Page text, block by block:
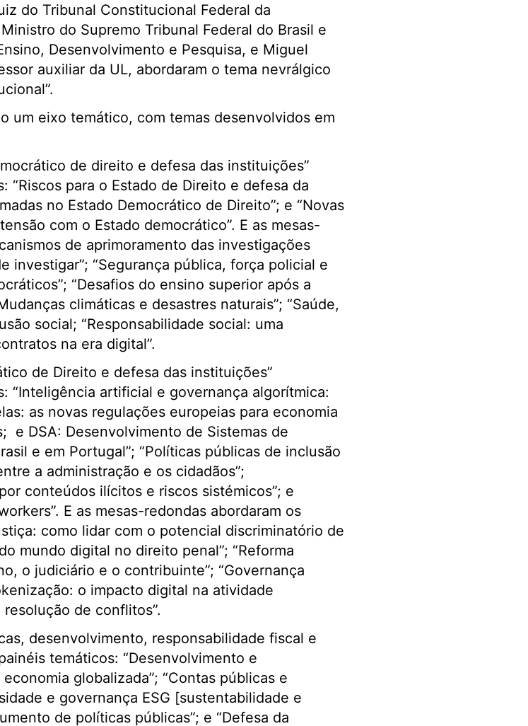
do Tribunal Constitucional Federal da
do Supremo Tribunal Federal do Brasil e
Desenvolvimento e Pesquisa, e Miguel
auxiliar da UL, abordaram o tema nevrálgico
um eixo temático, com temas desenvolvidos em
de direito e defesa das instituições”
“Riscos para o Estado de Direito e defesa da
no Estado Democrático de Direito”; e “Novas
com o Estado democrático”. E as mesas-
de aprimoramento das investigações
investigar”; “Segurança pública, força policial e
“Desafios do ensino superior após a
climáticas e desastres naturais”; “Saúde,
social; “Responsabilidade social: uma
na era digital”.
de Direito e defesa das instituições”
“Inteligência artificial e governança algorítmica:
as novas regulações europeias para economia
e DSA: Desenvolvimento de Sistemas de
e em Portugal”; “Políticas públicas de inclusão
a administração e os cidadãos”;
conteúdos ilícitos e riscos sistémicos”; e
E as mesas-redondas abordaram os
como lidar com o potencial discriminatório de
mundo digital no direito penal”; “Reforma
o judiciário e o contribuinte”; “Governança
o impacto digital na atividade
de conflitos”.
desenvolvimento, responsabilidade fiscal e
temáticos: “Desenvolvimento e
globalizada”; “Contas públicas e
e governança ESG [sustentabilidade e
de políticas públicas”; e “Defesa da